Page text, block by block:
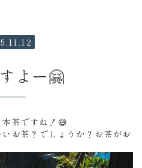
よー🤗
茶ですね！😄
お茶？でしょうか？お茶がお